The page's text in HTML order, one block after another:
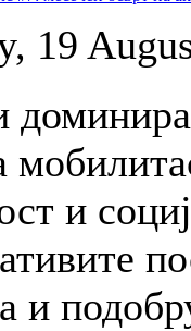
19
и
и